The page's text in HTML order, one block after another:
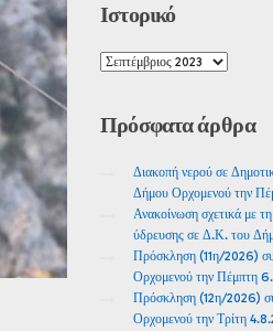
Ιστορικό
Πρόσφαταάρθρα
Διακοπή νερού σε
Δήμου Ορχομενού την
Ανακοίνωση σχετικά με
ύδρευσης σε Δ.Κ. του
Πρόσκληση (11η/2026)
Ορχομενού την Πέμπτη
Πρόσκληση (12η/2026)
Ορχομενού την Τρίτη